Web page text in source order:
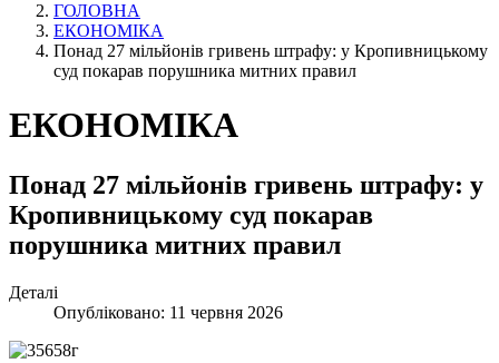
ГОЛОВНА
ЕКОНОМІКА
Понад 27 мільйонів гривень штрафу: у Кропивницькому
суд покарав порушника митних правил
ЕКОНОМІКА
Понад 27 мільйонів гривень штрафу: у
Кропивницькому суд покарав
порушника митних правил
Деталі
Опубліковано: 11 червня 2026